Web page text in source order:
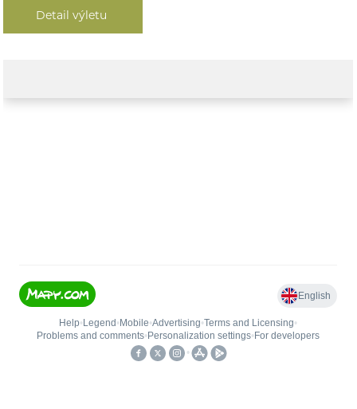
Detail výletu